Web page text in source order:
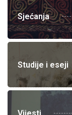
Sjećanja
Studije i eseji
Vijesti